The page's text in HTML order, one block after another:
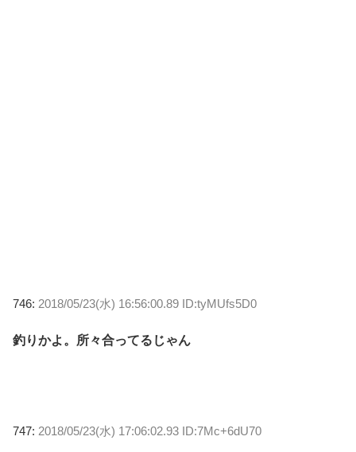
746: 2018/05/23(水) 16:56:00.89 ID:tyMUfs5D0
釣りかよ。所々合ってるじゃん
747: 2018/05/23(水) 17:06:02.93 ID:7Mc+6dU70